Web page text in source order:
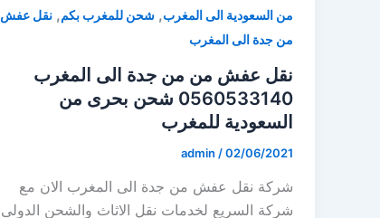
من السعودية الى المغرب, شحن للمغرب بكم, نقل عفش
من جدة الى المغرب
نقل عفش من من جدة الى المغرب
0560533140 شحن بحرى من
السعودية للمغرب
admin /02/06/2021
شركة نقل عفش من جدة الى المغرب الان مع
شركة السريع لخدمات نقل الاثاث والشحن الدولى